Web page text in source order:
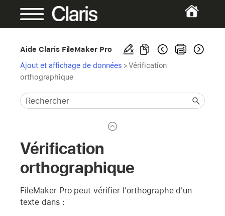
Aide Claris FileMaker Pro
Ajout et affichage de données >Vérification
orthographique
Vérification
orthographique
FileMaker Pro peut vérifier l'orthographe d'un
texte dans :